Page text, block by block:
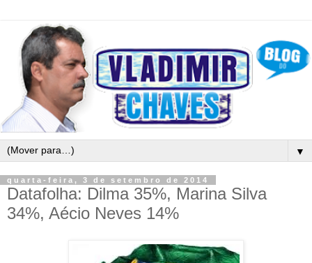
▼
quarta-feira, 3 de setembro de 2014
Datafolha: Dilma 35%, Marina Silva
34%, Aécio Neves 14%